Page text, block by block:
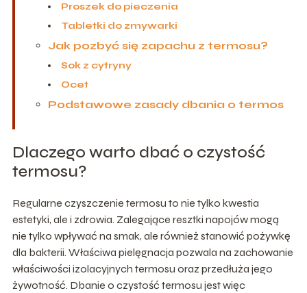
Proszek do pieczenia
Tabletki do zmywarki
Jak pozbyć się zapachu z termosu?
Sok z cytryny
Ocet
Podstawowe zasady dbania o termos
Dlaczego warto dbać o czystość
termosu?
Regularne czyszczenie termosu to nie tylko kwestia
estetyki, ale i zdrowia. Zalegające resztki napojów mogą
nie tylko wpływać na smak, ale również stanowić pożywkę
dla bakterii. Właściwa pielęgnacja pozwala na zachowanie
właściwości izolacyjnych termosu oraz przedłuża jego
żywotność. Dbanie o czystość termosu jest więc